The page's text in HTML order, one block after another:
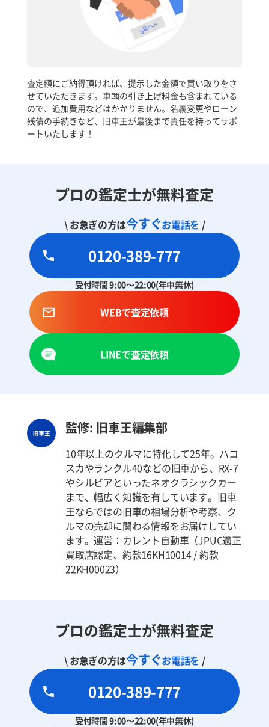
査定額にご納得頂ければ、提示した金額で買い取りをさ
せていただきます。車輌の引き上げ料金も含まれている
ので、追加費用などはかかりません。名義変更やローン
残債の手続きなど、旧車王が最後まで責任を持ってサポ
ートいたします！
プロの鑑定士が無料査定
\ お急ぎの方は今すぐお電話を /
0120-389-777
受付時間 9:00～22:00(年中無休)
WEBで査定依頼
LINEで査定依頼
監修: 旧車王編集部
10年以上のクルマに特化して25年。ハコ
スカやランクル40などの旧車から、RX-7
やシルビアといったネオクラシックカー
まで、幅広く知識を有しています。旧車
王ならではの旧車の相場分析や考察、ク
ルマの売却に関わる情報をお届けしてい
ます。運営：カレント自動車（JPUC適正
買取店認定、約款16KH10014 / 約款
22KH00023）
プロの鑑定士が無料査定
\ お急ぎの方は今すぐお電話を /
0120-389-777
受付時間 9:00～22:00(年中無休)